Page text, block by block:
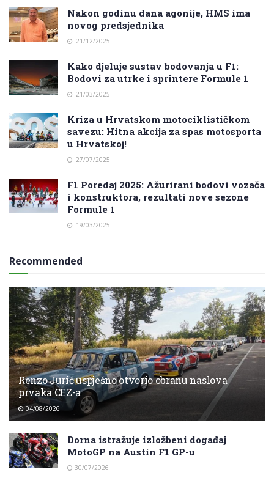
Nakon godinu dana agonije, HMS ima
novog predsjednika
21/12/2025
Kako djeluje sustav bodovanja u F1:
Bodovi za utrke i sprintere Formule 1
21/03/2025
Kriza u Hrvatskom motociklističkom
savezu: Hitna akcija za spas motosporta
u Hrvatskoj!
27/07/2025
F1 Poredaj 2025: Ažurirani bodovi vozača
i konstruktora, rezultati nove sezone
Formule 1
19/03/2025
Recommended
Renzo Jurić uspješno otvorio obranu naslova
prvaka CEZ-a
04/08/2026
Dorna istražuje izložbeni događaj
MotoGP na Austin F1 GP-u
30/07/2026